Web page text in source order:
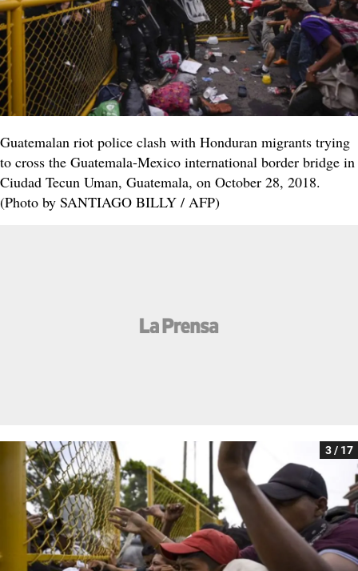
Guatemalan riot police clash with Honduran migrants trying
to cross the Guatemala-Mexico international border bridge in
Ciudad Tecun Uman, Guatemala, on October 28, 2018.
(Photo by SANTIAGO BILLY / AFP)
3 / 17